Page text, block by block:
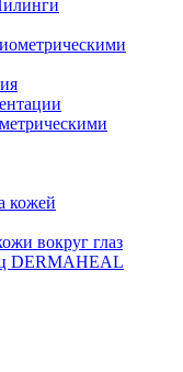
кожей
вокруг глаз
DERMAHEAL